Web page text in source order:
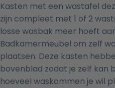
Kasten met een wastafel
zijn compleet met 1 of 2
losse wasbak meer hoeft
Badkamermeubel om zelf
plaatsen. Deze kasten
bovenblad zodat je zelf kan
hoeveel waskommen je wil